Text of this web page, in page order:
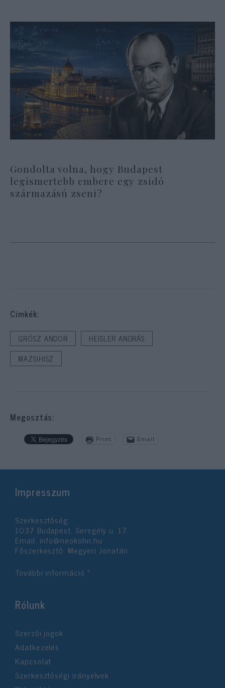
Gondolta volna, hogy Budapest
legismertebb embere egy zsidó
származású zseni?
Cimkék:
GRÓSZ ANDOR
HEISLER ANDRÁS
MAZSIHISZ
Megosztás:
Print Email
Impresszum
Szerkesztőség:
1037 Budapest, Seregély u. 17.
Email: info@neokohn.hu
Főszerkesztő: Megyeri Jonatán
További információ »
Rólunk
Szerzői jogok
Adatkezelés
Kapcsolat
Szerkesztőségi irányelvek